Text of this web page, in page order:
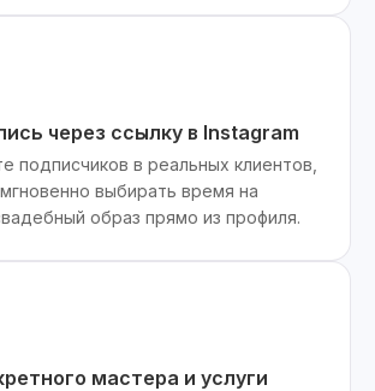
через ссылку в Instagram
подписчиков в реальных клиентов,
выбирать время на
образ прямо из профиля.
мастера и услуги